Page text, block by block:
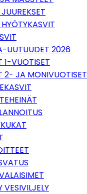
UUTUUDET 2026
1-VUOTISET
2- JA MONIVUOTISET
VESIVILJELY